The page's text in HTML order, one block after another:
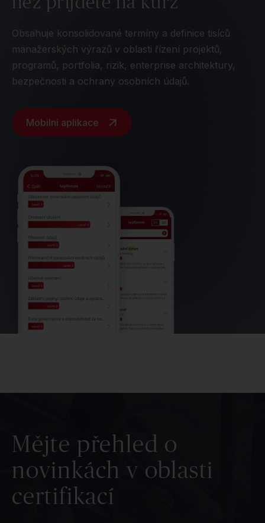
Obsahuje konsolidované termíny a definice tisíců
manažerských výrazů v oblasti řízení projektů,
programů, portfolia, rizik, enterprise architektury,
bezpečnosti a ochrany osobních údajů.
Mobilní aplikace
Mějte přehled o
novinkách v oblasti
certifikací